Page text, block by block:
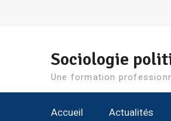
Sociologie
Une formation
Accueil Actualités